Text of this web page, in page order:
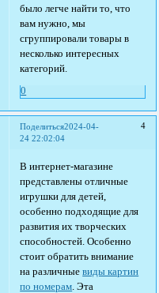
было легче найти то, что
вам нужно, мы
сгруппировали товары в
несколько интересных
категорий.
0
Поделиться 4
2024-04-
24 22:02:04
В интернет-магазине
представлены отличные
игрушки для детей,
особенно подходящие для
развития их творческих
способностей. Особенно
стоит обратить внимание
на различныевиды картин
по номерам . Эта